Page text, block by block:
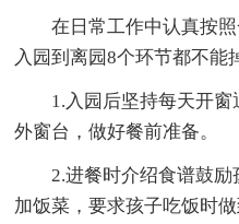
在日常工作中认真按
入园到离园8个环节都不能
1.入园后坚持每天开
外窗台，做好餐前准备。
2.进餐时介绍食谱鼓
加饭菜，要求孩子吃饭时